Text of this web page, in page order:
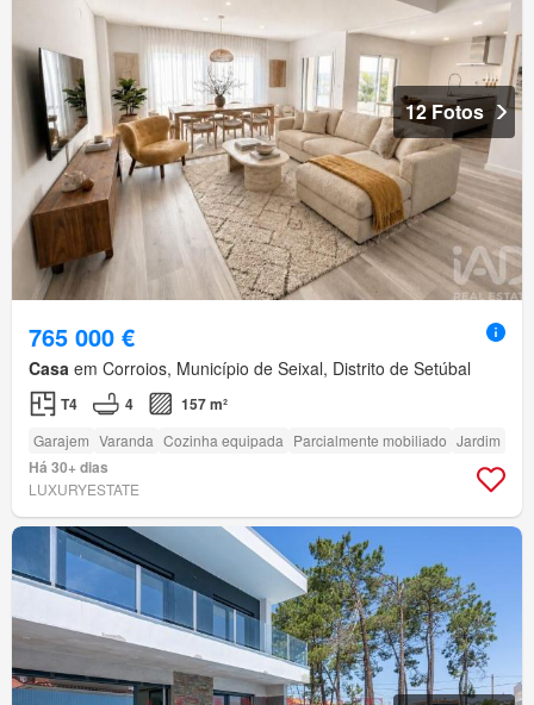
12 Fotos
765 000 €
Casa em Corroios, Município de Seixal, Distrito de Setúbal
T4 4 157 m²
Garajem Varanda Cozinha equipada Parcialmente mobiliado Jardim
Há 30+ dias
LUXURYESTATE